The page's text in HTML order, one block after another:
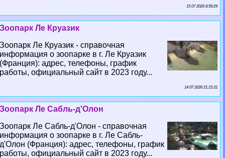
15 07 2026 8:59:29
Зоопарк Ле Круазик
Зоопарк Ле Круазик - справочная
информация о зоопарке в г. Ле Круазик
(Франция): адрес, телефоны, график
работы, официальный сайт в 2023 году...
14 07 2026 21:15:31
Зоопарк Ле Сабль-д'Олон
Зоопарк Ле Сабль-д'Олон - справочная
информация о зоопарке в г. Ле Сабль-
д'Олон (Франция): адрес, телефоны, график
работы, официальный сайт в 2023 году...